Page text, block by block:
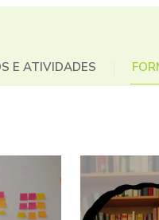
E ATIVIDADES